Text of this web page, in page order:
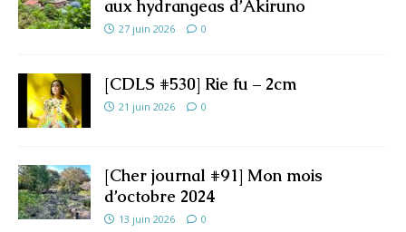
aux hydrangeas d’Akiruno
27 juin 2026 0
[CDLS #530] Rie fu – 2cm
21 juin 2026 0
[Cher journal #91] Mon mois
d’octobre 2024
13 juin 2026 0